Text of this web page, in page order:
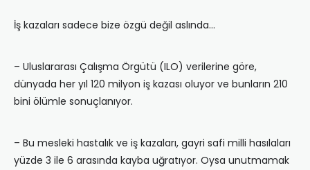
İş kazaları sadece bize özgü değil aslında…
– Uluslararası Çalışma Örgütü (ILO) verilerine göre,
dünyada her yıl 120 milyon iş kazası oluyor ve bunların 210
bini ölümle sonuçlanıyor.
– Bu mesleki hastalık ve iş kazaları, gayri safi milli hasılaları
yüzde 3 ile 6 arasında kayba uğratıyor. Oysa unutmamak